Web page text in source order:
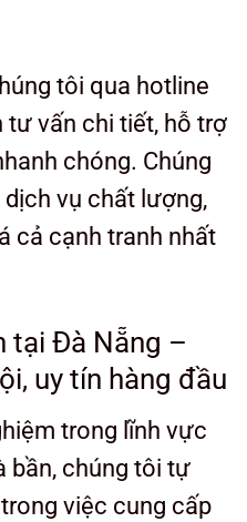
tôi qua hotline
tư vấn chi tiết, hỗ trợ
chóng. Chúng
vụ chất lượng,
cả cạnh tranh nhất
tại Đà Nẵng –
uy tín hàng đầu
trong lĩnh vực
bần, chúng tôi tự
việc cung cấp